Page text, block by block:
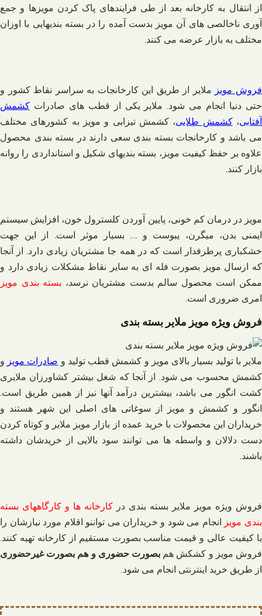
از انتقال به کارخانه بعد از طی فرایندهای پاک کردن مویزها و جمع
آوری ناخالصی های آن مویز بدست آمده را در بسته بندیهایی با اوزان
مختلف به بازار عرضه می کنند.
فروش مویز ملایر از طریق این کارخانجات به سراسر نقاط کشور و
حتی دنیا انجام می شود. ملایر یکی از قطب های صادرات کشمش
آفتابی،کشمش طلایی، کشمش تیزابی و مویز به کشورهای مختلف
می باشد و کارخانجات بسته بندی سعی دارند در بسته بندی محصول
علاوه بر حفظ کیفیت مویز، بسته بندیهای شکیل و استانداردی را روانه
بازار کنند.
مویز در درمان کم خونی، پایین آوردن کلسترول خون، افزایش سیستم
ایمنی بدن، میگرن، یبوست و …. بسیار موثر است. از این جهت
خشکباری پرطرفدار است که در همه جا مشتریان زیادی دارد. از آنجا
که ارسال مویز بصورت فله ای به سایر نقاط مشکلات زیادی دارد و
ممکن است محصول سالم بدست مشتریان نرسد، بسته بندی مویز
امری ضروری است.
فروش ویژه مویز ملایر بسته بندی
ملایر با تولید بسیار بالای مویز و کشمش قطب تولید و صادرات مویز و
کشمش محسوب می شود. از آنجا که شغل بیشتر کشاورزان ملایری
کشت انگور می باشد، بیشترین درآمد آنها نیز از همین طریق است.
انگور و کشمش و مویز از سوغاتی های اصلی این شهر هستند و
خریداران این محصولات با خرید عمده از بازار مویز ملایر و کوتاه کردن
دست دلالان و واسطه ها می توانند سود بالایی از خریدشان داشته
باشند.
فروش ویژه مویز ملایر بسته بندی در کارخانه ها و کارگاههای بسته
بندی مویز انجام می شود و خریداران می تواننو اقلام مورد نیازشان را
با کیفیت عالی و قیمت مناسب بصورت مستقیم از کارخانه تهیه کنند.
فروش مویز و کشکش هم بصورت حضوری و هم بصورت غیرحضوری
از طریق خرید اینترنتی انجام می شود.